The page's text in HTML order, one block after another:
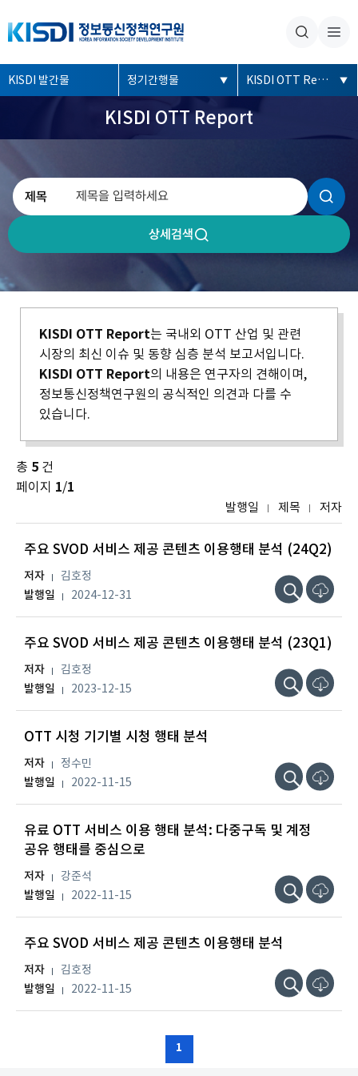
좌
측
KISDI 발간물 정기간행물 KISDI OTT Report
KISDI OTT Report
검색
영역제목
상세검색
KISDI OTT Report는 국내외 OTT 산업 및 관련
시장의 최신 이슈 및 동향 심층 분석 보고서입니다.
KISDI OTT Report의 내용은 연구자의 견해이며,
정보통신정책연구원의 공식적인 의견과 다를 수
있습니다.
총 5 건
페이지 1/1
발행일 제목 저자
주요 SVOD 서비스 제공 콘텐츠 이용행태 분석 (24Q2)
저자
김호정
발행일
2024-12-31
주요 SVOD 서비스 제공 콘텐츠 이용행태 분석 (23Q1)
저자
김호정
발행일
2023-12-15
OTT 시청 기기별 시청 행태 분석
저자
정수민
발행일
2022-11-15
유료 OTT 서비스 이용 행태 분석: 다중구독 및 계정
공유 행태를 중심으로
저자
강준석
발행일
2022-11-15
주요 SVOD 서비스 제공 콘텐츠 이용행태 분석
저자
김호정
발행일
2022-11-15
1